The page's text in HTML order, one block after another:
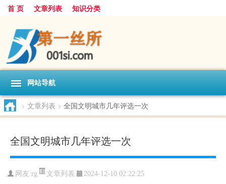
首 页 文章列表 知识分类
网站导航
> 文章列表 > 全国文明城市几年评选一次
全国文明城市几年评选一次
网友:rg 文章列表 2024-12-10 02:22:25